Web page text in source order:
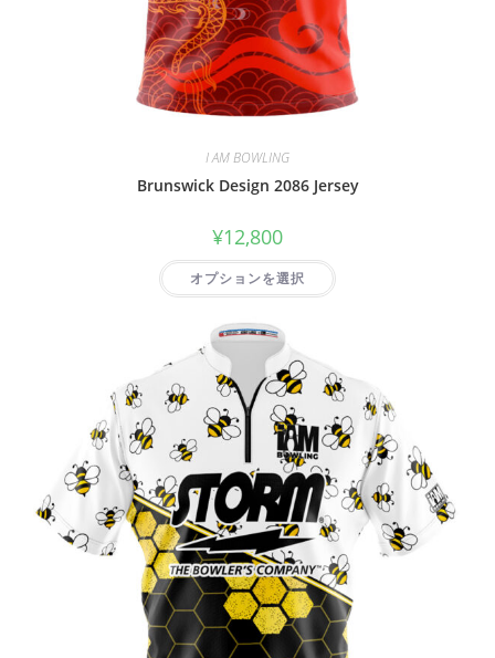
I AM BOWLING
Brunswick Design 2086 Jersey
¥12,800
オプションを選択